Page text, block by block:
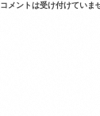
コメントは受け付けていま